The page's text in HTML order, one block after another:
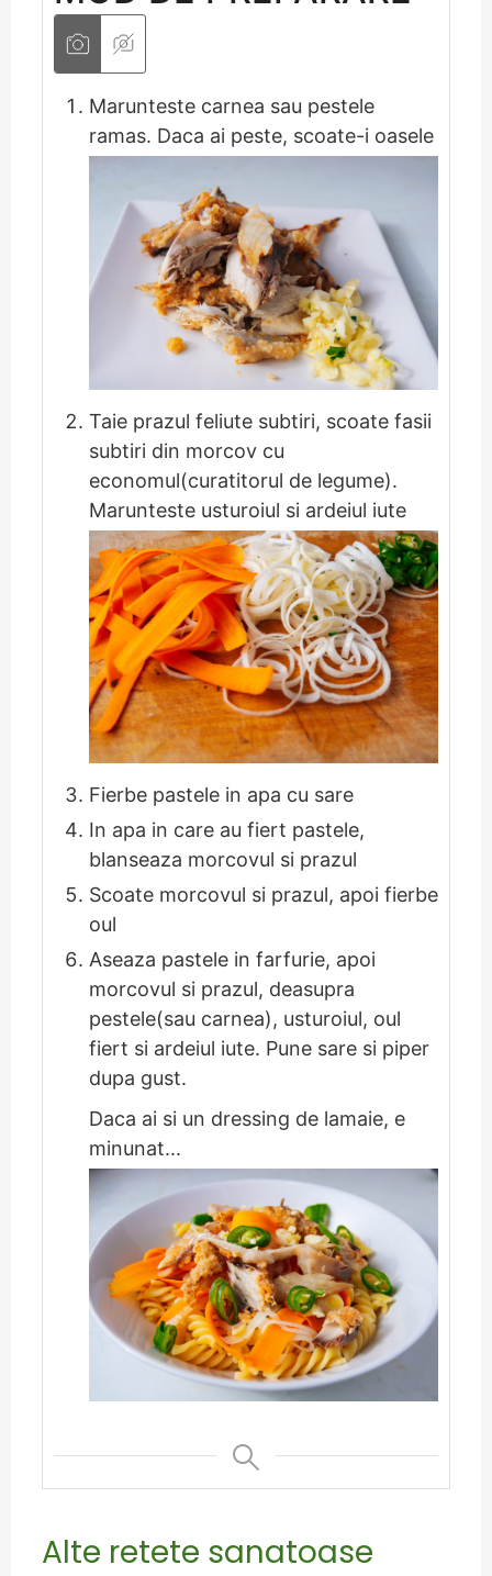
Marunteste carnea sau pestele
ramas. Daca ai peste, scoate-i oasele
Taie prazul feliute subtiri, scoate fasii
subtiri din morcov cu
economul(curatitorul de legume).
Marunteste usturoiul si ardeiul iute
Fierbe pastele in apa cu sare
In apa in care au fiert pastele,
blanseaza morcovul si prazul
Scoate morcovul si prazul, apoi fierbe
oul
Aseaza pastele in farfurie, apoi
morcovul si prazul, deasupra
pestele(sau carnea), usturoiul, oul
fiert si ardeiul iute. Pune sare si piper
dupa gust.
Daca ai si un dressing de lamaie, e
minunat...
Alte retete sanatoase